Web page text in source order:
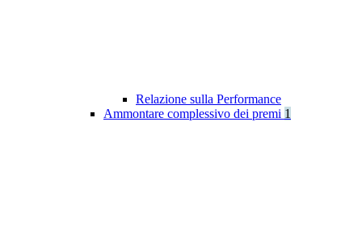
Relazione sulla Performance
Ammontare complessivo dei premi 1